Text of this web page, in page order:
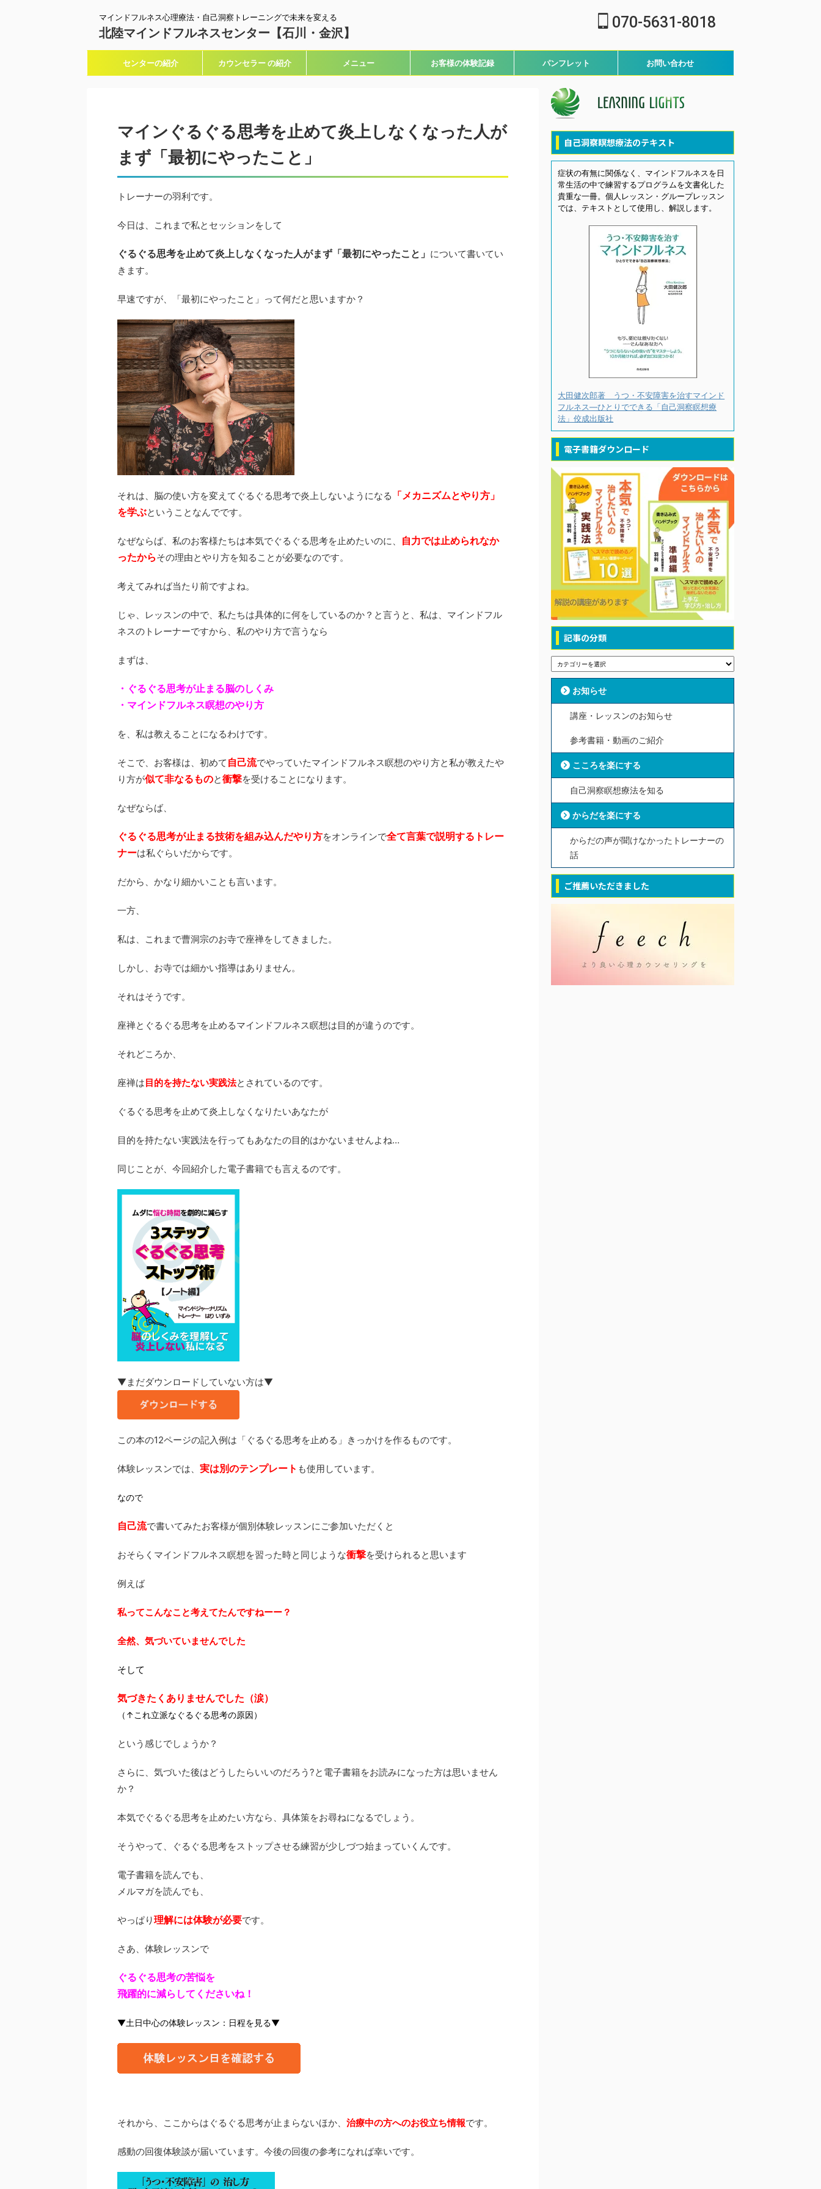
マインドフルネス心理療法・自己洞察トレーニングで未来を変える
北陸マインドフルネスセンター【石川・金沢】
070-5631-8018
センターの紹介 カウンセラー の紹介 メニュー お客様の体験記録 パンフレット お問い合わせ
マインぐるぐる思考を止めて炎上しなくなった人が
まず「最初にやったこと」
トレーナーの羽利です。
今日は、これまで私とセッションをして
ぐるぐる思考を止めて炎上しなくなった人がまず「最初にやったこと」 について書いてい
きます。
早速ですが、「最初にやったこと」って何だと思いますか？
それは、脳の使い方を変えてぐるぐる思考で炎上しないようになる 「メカニズムとやり方」
を学ぶということなんでです。
なぜならば、私のお客様たちは本気でぐるぐる思考を止めたいのに、
自力では止められなか
ったからその理由とやり方を知ることが必要なのです。
考えてみれば当たり前ですよね。
じゃ、レッスンの中で、私たちは具体的に何をしているのか？と言うと、私は、マインドフル
ネスのトレーナーですから、私のやり方で言うなら
まずは、
・ぐるぐる思考が止まる脳のしくみ
・マインドフルネス瞑想のやり方
を、私は教えることになるわけです。
そこで、お客様は、初めて 自己流でやっていたマインドフルネス瞑想のやり方と私が教えたや
り方が似て非なるものと衝撃を受けることになります。
なぜならば、
ぐるぐる思考が止まる技術を組み込んだやり方をオンラインで全て言葉で説明するトレー
ナーは私ぐらいだからです。
だから、かなり細かいことも言います。
一方、
私は、これまで曹洞宗のお寺で座禅をしてきました。
しかし、お寺では細かい指導はありません。
それはそうです。
座禅とぐるぐる思考を止めるマインドフルネス瞑想は目的が違うのです。
それどころか、
座禅は目的を持たない実践法とされているのです。
ぐるぐる思考を止めて炎上しなくなりたいあなたが
目的を持たない実践法を行ってもあなたの目的はかないませんよね…
同じことが、今回紹介した電子書籍でも言えるのです。
▼まだダウンロードしていない方は▼
この本の12ページの記入例は「ぐるぐる思考を止める」きっかけを作るものです。
体験レッスンでは、 実は別のテンプレート も使用しています。
なので
自己流で書いてみたお客様が個別体験レッスンにご参加いただくと
おそらくマインドフルネス瞑想を習った時と同じような衝撃を受けられると思います
例えば
私ってこんなこと考えてたんですねーー？
全然、気づいていませんでした
そして
気づきたくありませんでした（涙）
（↑これ立派なぐるぐる思考の原因）
という感じでしょうか？
さらに、気づいた後はどうしたらいいのだろう?と電子書籍をお読みになった方は思いません
か？
本気でぐるぐる思考を止めたい方なら、具体策をお尋ねになるでしょう。
そうやって、ぐるぐる思考をストップさせる練習が少しづつ始まっていくんです。
電子書籍を読んでも、
メルマガを読んでも、
やっぱり理解には体験が必要です。
さあ、体験レッスンで
ぐるぐる思考の苦悩を
飛躍的に減らしてくださいね！
▼土日中心の体験レッスン：日程を見る▼
それから、ここからはぐるぐる思考が止まらないほか、 治療中の方へのお役立ち情報です。
感動の回復体験談が届いています。今後の回復の参考になれば幸いです。
自己洞察瞑想療法のテキスト
症状の有無に関係なく、マインドフルネスを日
常生活の中で練習するプログラムを文書化した
貴重な一冊。個人レッスン・グループレッスン
では、テキストとして使用し、解説します。
大田健次郎著 うつ・不安障害を治すマインド
フルネス―ひとりでできる「自己洞察瞑想療
法」佼成出版社
電子書籍ダウンロード
記事の分類
お知らせ
講座・レッスンのお知らせ
参考書籍・動画のご紹介
こころを楽にする
自己洞察瞑想療法を知る
からだを楽にする
からだの声が聞けなかったトレーナーの
話
ご推薦いただきました